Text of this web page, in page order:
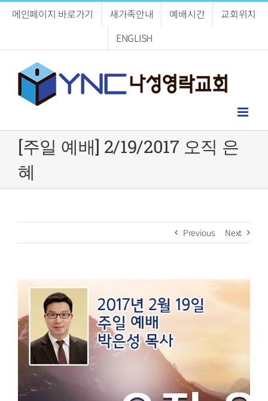
메인페이지 바로가기 새가족안내 예배시간
교회위치
ENGLISH
[주일 예배] 2/19/2017 오직 은
혜
Previous Next